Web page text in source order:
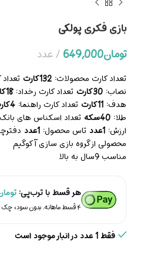
بازی فکری پولکی
تومان649,000 عدد
تعداد کارت محصولات: 132کارت
نصاب:
تعداد کارت رخداد:18کارت
هدف: 11کارت تعداد کارت راهنما: 4کارت
طلا: 40سکه تعداد اسکناس های
ارزش: 1عدد تاس محصول: 1عدد
محصولی از گروه بازی سازی آکوگیم
مناسب 9سال به بالا
هر قسط با ترب‌پی:
۴ قسط ماهانه. بدون سود، چک و ضامن.
فقط 1 عدد در انبار موجود است